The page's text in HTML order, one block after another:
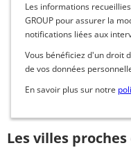
Les informations
GROUP pour assurer la
notifications liées aux
Vous bénéficiez d'un droit
de vos données
En savoir plus sur notre
Les villes